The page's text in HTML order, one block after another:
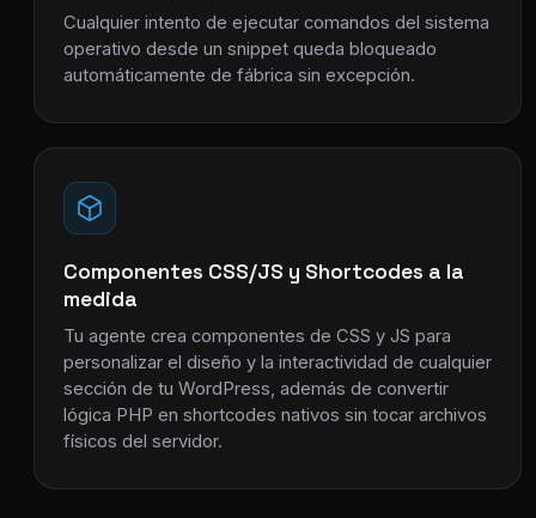
Cualquier intento de ejecutar comandos del sistema
operativo desde un snippet queda bloqueado
automáticamente de fábrica sin excepción.
Componentes CSS/JS y Shortcodes a la
medida
Tu agente crea componentes de CSS y JS para
personalizar el diseño y la interactividad de cualquier
sección de tu WordPress, además de convertir
lógica PHP en shortcodes nativos sin tocar archivos
físicos del servidor.